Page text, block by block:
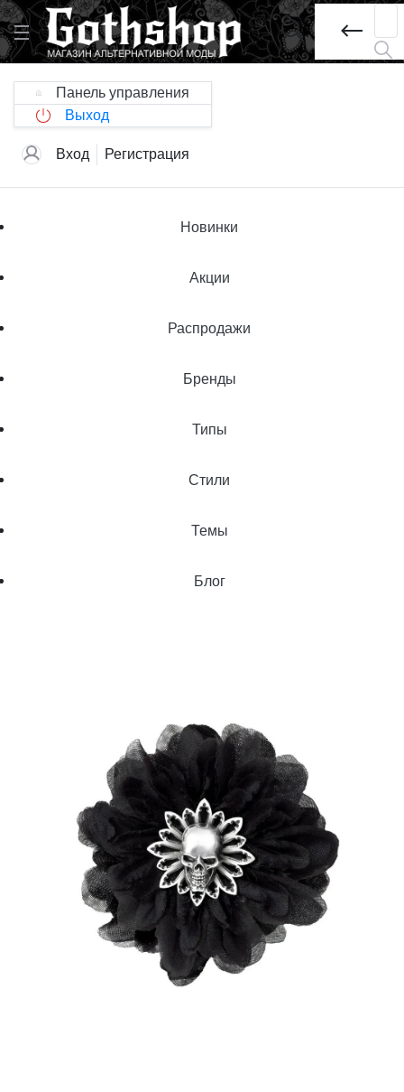
Панель управления
Выход
Вход Регистрация
Новинки
Акции
Распродажи
Бренды
Типы
Стили
Темы
Блог